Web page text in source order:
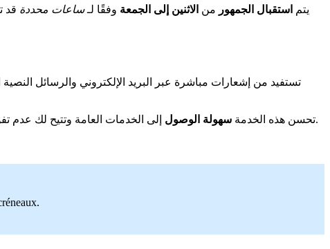
يتم استقبال الجمهور من الاثنين إلى الجمعة وفقًا لـساعات محددة قد
تحسن هذه الخدمة سهولة الوصول إلى الخدمات العامة وتتيح لك عدم تفويت أي فرصة لتحديد موعد، حتى يوم الجمعة بعد الظهر. يلتزم مكتب محافظة يور ولور بالابتكار لتسهيل إجراءاتك وتحسين جودة الخدمة.